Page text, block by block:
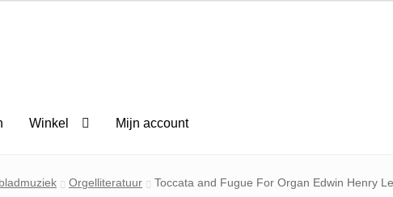
Winkel Mijn account
Orgelliteratuur Toccata and Fugue For Organ Edwin Henry